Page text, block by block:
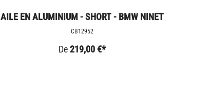
AILE EN ALUMINIUM - SHORT - BMW NINET
CB12952
De219,00 €*